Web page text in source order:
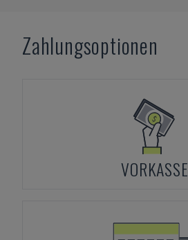
Zahlungsoptionen
VORKASSE